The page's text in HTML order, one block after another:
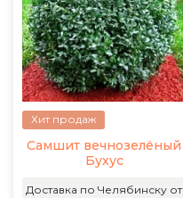
Хит продаж
Самшит вечнозелёный
Бухус
Доставка по Челябинску от